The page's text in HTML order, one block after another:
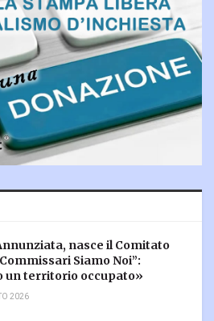
nasce il Comitato
Siamo Noi”:
un territorio occupato»
2026